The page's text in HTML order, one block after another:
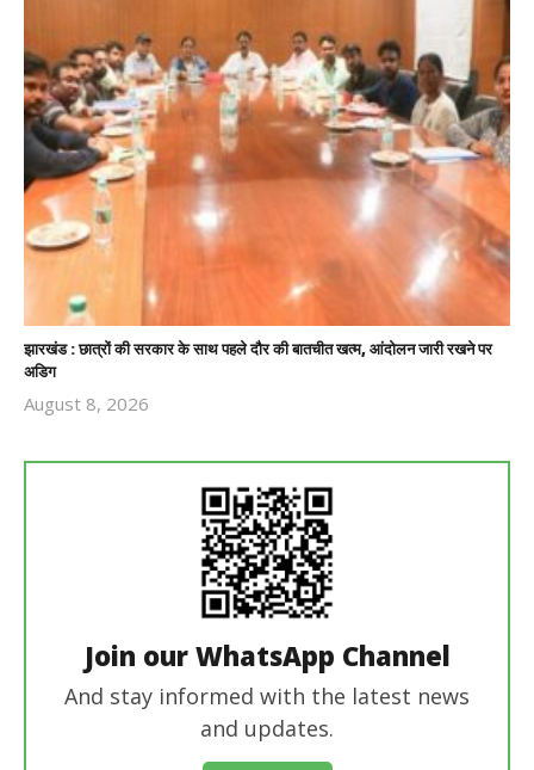
झारखंड : छात्रों की सरकार के साथ पहले दौर की बातचीत खत्म, आंदोलन जारी रखने पर
अडिग
August 8, 2026
Join our WhatsApp Channel
And stay informed with the latest news
and updates.